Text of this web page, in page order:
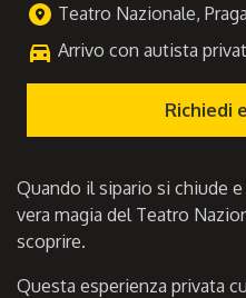
Teatro Nazionale,
Arrivo con autista
Richiedi
Quando il sipario si chiude
vera magia del Teatro
scoprire.
Questa esperienza privata